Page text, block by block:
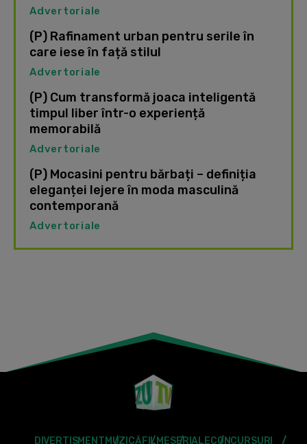
Advertoriale
(P) Rafinament urban pentru serile în
care iese în față stilul
Advertoriale
(P) Cum transformă joaca inteligentă
timpul liber într-o experiență
memorabilă
Advertoriale
(P) Mocasini pentru bărbați – definiția
eleganței lejere în moda masculină
contemporană
Advertoriale
DIVERTISMENT MUZICĂFILMESERIALECONCURSURI